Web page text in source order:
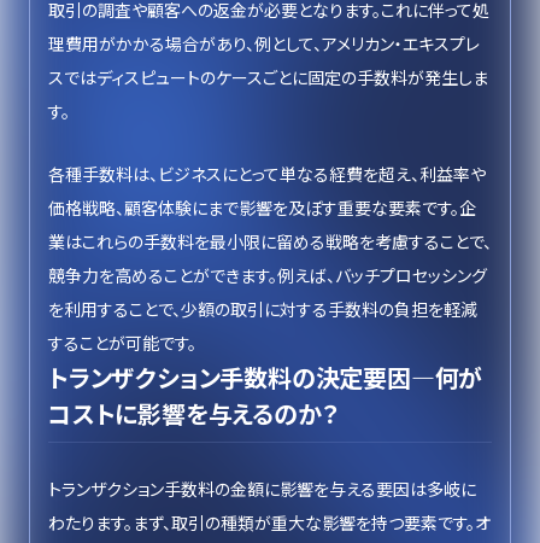
取引の調査や顧客への返金が必要となります。これに伴って処
理費用がかかる場合があり、例として、アメリカン・エキスプレ
スではディスピュートのケースごとに固定の手数料が発生しま
す。
各種手数料は、ビジネスにとって単なる経費を超え、利益率や
価格戦略、顧客体験にまで影響を及ぼす重要な要素です。企
業はこれらの手数料を最小限に留める戦略を考慮することで、
競争力を高めることができます。例えば、バッチプロセッシング
を利用することで、少額の取引に対する手数料の負担を軽減
することが可能です。
トランザクション手数料の決定要因—何が
コストに影響を与えるのか？
トランザクション手数料の金額に影響を与える要因は多岐に
わたります。まず、取引の種類が重大な影響を持つ要素です。オ